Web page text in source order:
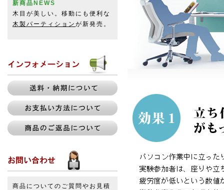
新商品NEWS
木目が美しい。移動にも便利な
木製パーティション が新発売。
商品についてのご質問やお見積